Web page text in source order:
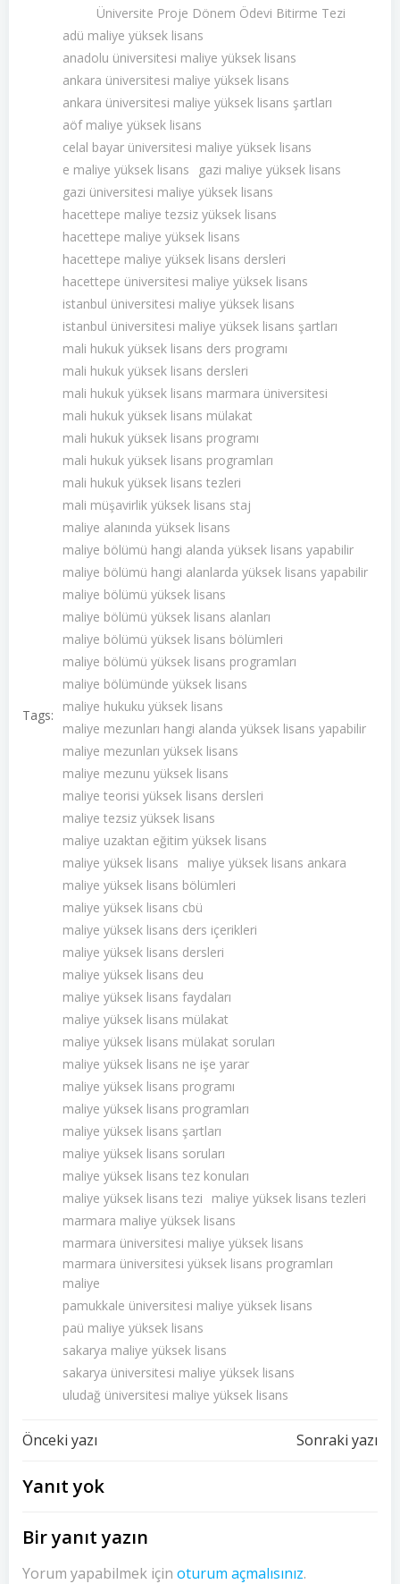
Üniversite Proje Dönem Ödevi Bitirme Tezi
Tags:
adü maliye yüksek lisans
anadolu üniversitesi maliye yüksek lisans
ankara üniversitesi maliye yüksek lisans
ankara üniversitesi maliye yüksek lisans şartları
aöf maliye yüksek lisans
celal bayar üniversitesi maliye yüksek lisans
e maliye yüksek lisans
gazi maliye yüksek lisans
gazi üniversitesi maliye yüksek lisans
hacettepe maliye tezsiz yüksek lisans
hacettepe maliye yüksek lisans
hacettepe maliye yüksek lisans dersleri
hacettepe üniversitesi maliye yüksek lisans
istanbul üniversitesi maliye yüksek lisans
istanbul üniversitesi maliye yüksek lisans şartları
mali hukuk yüksek lisans ders programı
mali hukuk yüksek lisans dersleri
mali hukuk yüksek lisans marmara üniversitesi
mali hukuk yüksek lisans mülakat
mali hukuk yüksek lisans programı
mali hukuk yüksek lisans programları
mali hukuk yüksek lisans tezleri
mali müşavirlik yüksek lisans staj
maliye alanında yüksek lisans
maliye bölümü hangi alanda yüksek lisans yapabilir
maliye bölümü hangi alanlarda yüksek lisans yapabilir
maliye bölümü yüksek lisans
maliye bölümü yüksek lisans alanları
maliye bölümü yüksek lisans bölümleri
maliye bölümü yüksek lisans programları
maliye bölümünde yüksek lisans
maliye hukuku yüksek lisans
maliye mezunları hangi alanda yüksek lisans yapabilir
maliye mezunları yüksek lisans
maliye mezunu yüksek lisans
maliye teorisi yüksek lisans dersleri
maliye tezsiz yüksek lisans
maliye uzaktan eğitim yüksek lisans
maliye yüksek lisans
maliye yüksek lisans ankara
maliye yüksek lisans bölümleri
maliye yüksek lisans cbü
maliye yüksek lisans ders içerikleri
maliye yüksek lisans dersleri
maliye yüksek lisans deu
maliye yüksek lisans faydaları
maliye yüksek lisans mülakat
maliye yüksek lisans mülakat soruları
maliye yüksek lisans ne işe yarar
maliye yüksek lisans programı
maliye yüksek lisans programları
maliye yüksek lisans şartları
maliye yüksek lisans soruları
maliye yüksek lisans tez konuları
maliye yüksek lisans tezi
maliye yüksek lisans tezleri
marmara maliye yüksek lisans
marmara üniversitesi maliye yüksek lisans
marmara üniversitesi yüksek lisans programları
maliye
pamukkale üniversitesi maliye yüksek lisans
paü maliye yüksek lisans
sakarya maliye yüksek lisans
sakarya üniversitesi maliye yüksek lisans
uludağ üniversitesi maliye yüksek lisans
Yazı
dolaşımı
Önceki yazı Sonraki yazı
Yanıt yok
Bir yanıt yazın
Yorum yapabilmek için oturum açmalısınız.